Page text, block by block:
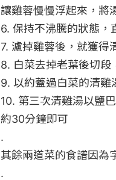
讓雞蓉慢慢浮起來，將
6. 保持不沸騰的狀態，
7. 濾掉雞蓉後，就獲得
8. 白菜去掉老葉後切段
9. 以約蓋過白菜的清雞
10. 第三次清雞湯以鹽
約30分鐘即可
.
其餘兩道菜的食譜因為
.